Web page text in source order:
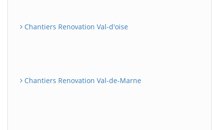
Chantiers Renovation Val-d'oise
Chantiers Renovation Val-de-Marne